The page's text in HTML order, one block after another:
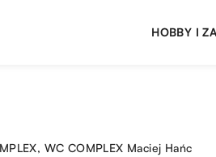
HOBBY I
WC COMPLEX Maciej Hańc